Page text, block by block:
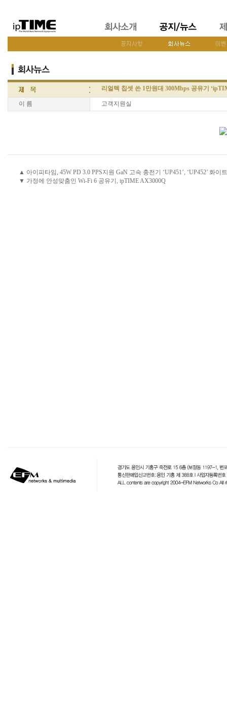
리얼텍 칩셋 쓴 1만원대 300Mbps 공유기
이 름 고객지원실
▲ 아이피타임, 45W PD 3.0 PPS지원 GaN 고속 충전기 ‘UP451’, ‘UP452’ 화이
▼ 가정에 안성맞춤인 Wi-Fi 6 공유기, ipTIME AX3000Q